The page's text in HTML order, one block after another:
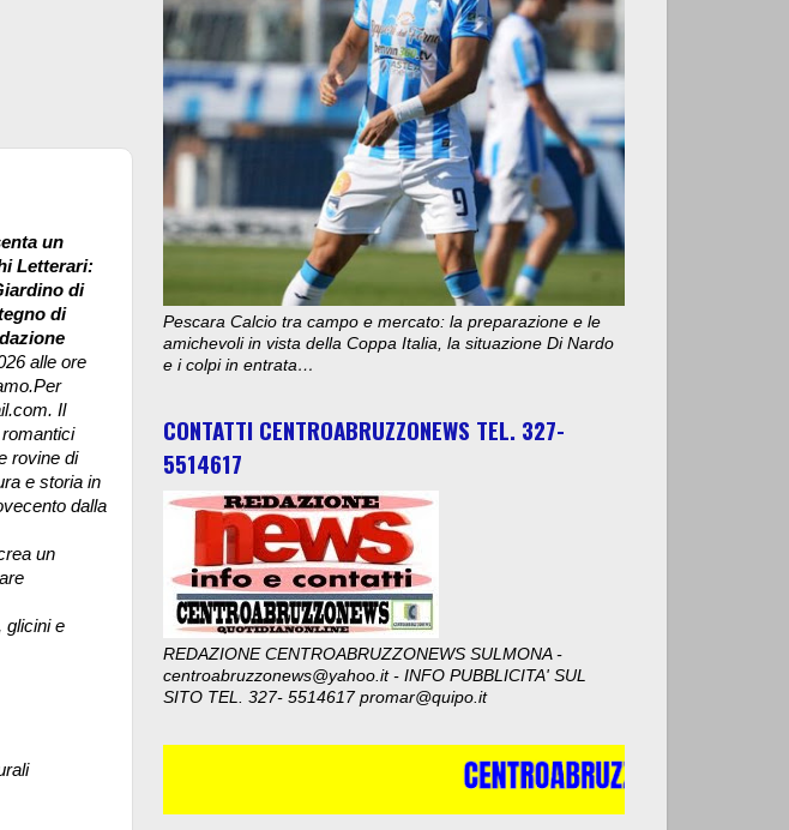
un
Letterari:
di
di
alle ore
Il
rovine di
e storia in
dalla
un
glicini e
Pescara Calcio tra campo e mercato: la preparazione e le
amichevoli in vista della Coppa Italia, la situazione Di Nardo
e i colpi in entrata…
CONTATTI CENTROABRUZZONEWS TEL. 327-
5514617
REDAZIONE CENTROABRUZZONEWS SULMONA -
centroabruzzonews@yahoo.it - INFO PUBBLICITA' SUL
SITO TEL. 327- 5514617 promar@quipo.it